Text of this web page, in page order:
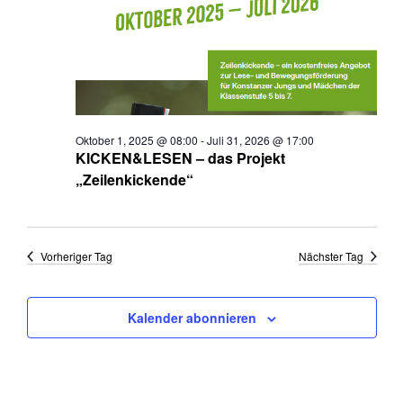
KICKEN&LESEN – das Projekt
„Zeilenkickende“
Oktober 1, 2025 @ 08:00 -Juli 31, 2026 @ 17:00
Vorheriger Tag Nächster Tag
Kalender abonnieren